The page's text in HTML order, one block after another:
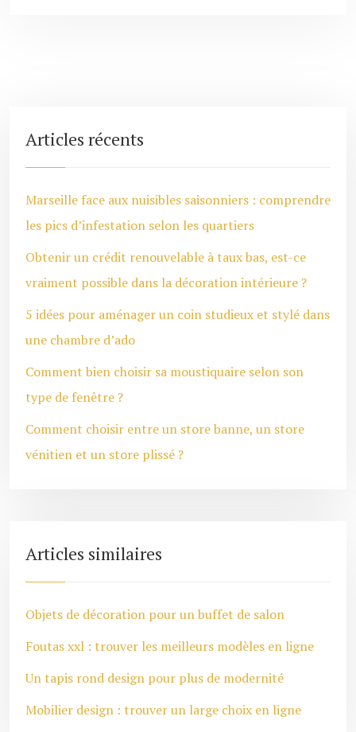
Articles récents
Marseille face aux nuisibles saisonniers : comprendre
les pics d’infestation selon les quartiers
Obtenir un crédit renouvelable à taux bas, est-ce
vraiment possible dans la décoration intérieure ?
5 idées pour aménager un coin studieux et stylé dans
une chambre d’ado
Comment bien choisir sa moustiquaire selon son
type de fenêtre ?
Comment choisir entre un store banne, un store
vénitien et un store plissé ?
Articles similaires
Objets de décoration pour un buffet de salon
Foutas xxl : trouver les meilleurs modèles en ligne
Un tapis rond design pour plus de modernité
Mobilier design : trouver un large choix en ligne